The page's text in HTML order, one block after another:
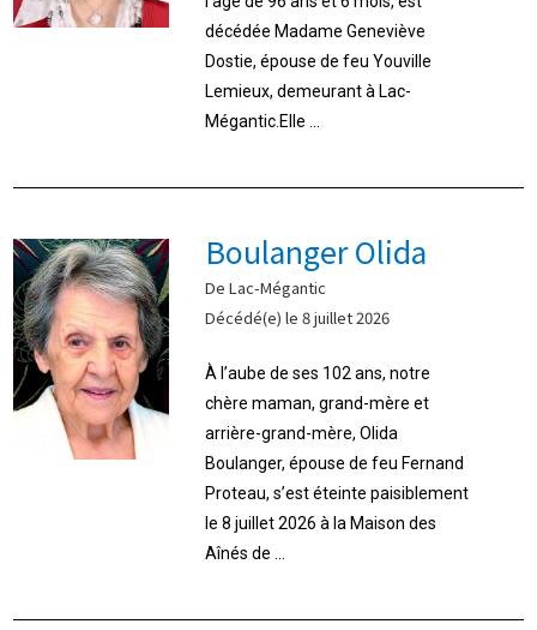
décédée Madame Geneviève
Dostie, épouse de feu Youville
Lemieux, demeurant à Lac-
Mégantic.Elle ...
Boulanger Olida
De Lac-Mégantic
Décédé(e) le 8 juillet 2026
À l’aube de ses 102 ans, notre
chère maman, grand-mère et
arrière-grand-mère, Olida
Boulanger, épouse de feu Fernand
Proteau, s’est éteinte paisiblement
le 8 juillet 2026 à la Maison des
Aînés de ...